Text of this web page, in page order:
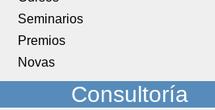
Seminarios
Premios
Novas
Consultoría